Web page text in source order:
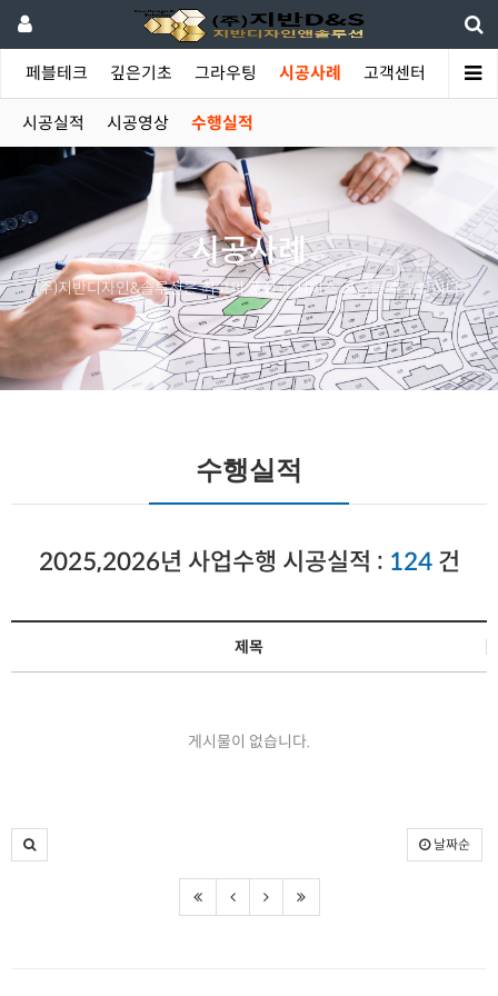
페블테크 깊은기초 그라우팅 시공사례 고객센터
시공실적 시공영상 수행실적
시공사례
(주)지반디자인&솔루션은 최고의 품질과 서비스 공급을 추구합니다.
수행실적
2025,2026년 사업수행 시공실적 : 124건
제목
게시물이 없습니다.
날짜순